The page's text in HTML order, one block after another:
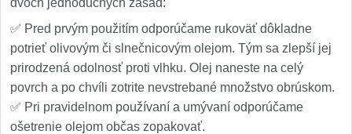
dvoch jednoduchých zásad:
✅ Pred prvým použitím odporúčame rukoväť dôkladne
potrieť olivovým či slnečnicovým olejom. Tým sa zlepší jej
prirodzená odolnosť proti vlhku. Olej naneste na celý
povrch a po chvíli zotrite nevstrebané množstvo obrúskom.
✅ Pri pravidelnom používaní a umývaní odporúčame
ošetrenie olejom občas zopakovať.